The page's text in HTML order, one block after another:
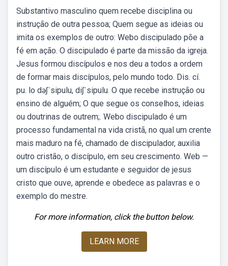
Substantivo masculino quem recebe disciplina ou
instrução de outra pessoa; Quem segue as ideias ou
imita os exemplos de outro: Webo discipulado põe a
fé em ação. O discipulado é parte da missão da igreja.
Jesus formou discípulos e nos deu a todos a ordem
de formar mais discípulos, pelo mundo todo. Dis. cí.
pu. lo dəʃˈsipulu, diʃˈsipulu. O que recebe instrução ou
ensino de alguém; O que segue os conselhos, ideias
ou doutrinas de outrem;. Webo discipulado é um
processo fundamental na vida cristã, no qual um crente
mais maduro na fé, chamado de discipulador, auxilia
outro cristão, o discípulo, em seu crescimento. Web —
um discípulo é um estudante e seguidor de jesus
cristo que ouve, aprende e obedece as palavras e o
exemplo do mestre.
For more information, click the button below.
LEARN MORE